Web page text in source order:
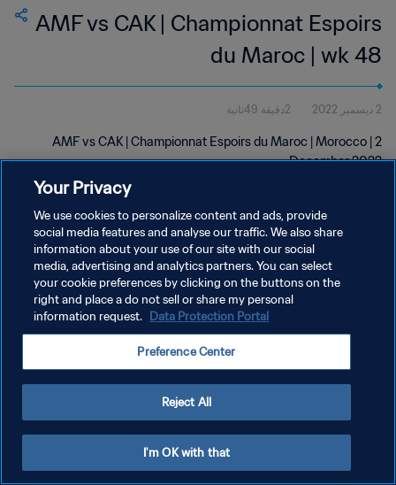
AMF vs CAK | Championnat Espoirs
du Maroc | wk 48
2 ديسمبر 2022 2دقيقة 49ثانية
AMF vs CAK | Championnat Espoirs du Maroc | Morocco | 2
December 2022
سياسة الخصوصية
إدارة تفضيلات ملفات تعريف الارتباط
Your Privacy
We use cookies to personalize content and ads, provide
social media features and analyse our traffic. We also share
information about your use of our site with our social
media, advertising and analytics partners. You can select
your cookie preferences by clicking on the buttons on the
right and place a do not sell or share my personal
information request. Data Protection Portal
Preference Center
Reject All
I'm OK with that